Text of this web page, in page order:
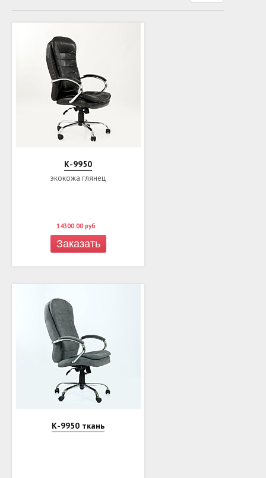
К-9950
экокожа глянец
14300.00 руб
Заказать
К-9950 ткань